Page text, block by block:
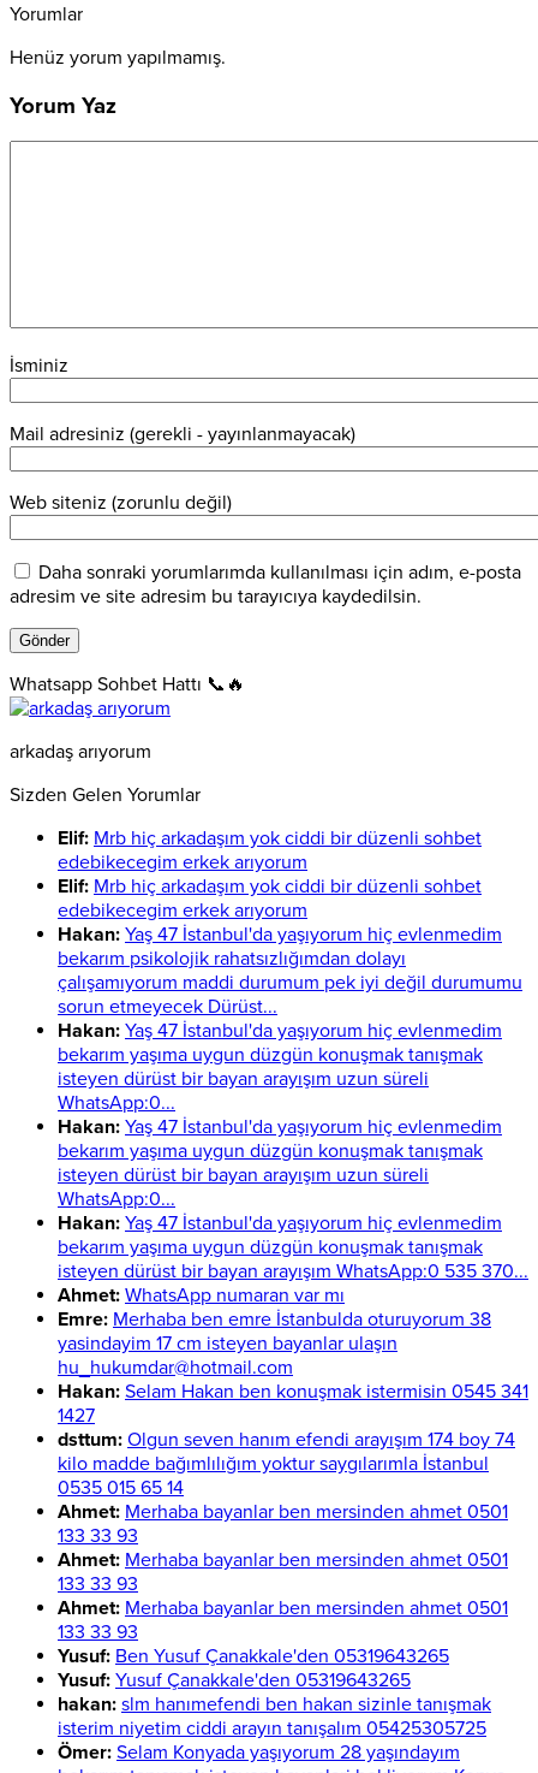
Yorumlar
Henüz yorum yapılmamış.
Yorum Yaz
İsminiz
Mail adresiniz (gerekli - yayınlanmayacak)
Web siteniz (zorunlu değil)
Daha sonraki yorumlarımda kullanılması için adım, e-posta
adresim ve site adresim bu tarayıcıya kaydedilsin.
Whatsapp Sohbet Hattı 📞🔥
arkadaş arıyorum
Sizden Gelen Yorumlar
Elif: Mrb hiç arkadaşım yok ciddi bir düzenli sohbet
edebikecegim erkek arıyorum
Elif: Mrb hiç arkadaşım yok ciddi bir düzenli sohbet
edebikecegim erkek arıyorum
Hakan: Yaş 47 İstanbul'da yaşıyorum hiç evlenmedim
bekarım psikolojik rahatsızlığımdan dolayı
çalışamıyorum maddi durumum pek iyi değil durumumu
sorun etmeyecek Dürüst...
Hakan: Yaş 47 İstanbul'da yaşıyorum hiç evlenmedim
bekarım yaşıma uygun düzgün konuşmak tanışmak
isteyen dürüst bir bayan arayışım uzun süreli
WhatsApp:0...
Hakan: Yaş 47 İstanbul'da yaşıyorum hiç evlenmedim
bekarım yaşıma uygun düzgün konuşmak tanışmak
isteyen dürüst bir bayan arayışım uzun süreli
WhatsApp:0...
Hakan: Yaş 47 İstanbul'da yaşıyorum hiç evlenmedim
bekarım yaşıma uygun düzgün konuşmak tanışmak
isteyen dürüst bir bayan arayışım WhatsApp:0 535 370...
Ahmet: WhatsApp numaran var mı
Emre: Merhaba ben emre İstanbulda oturuyorum 38
yasindayim 17 cm isteyen bayanlar ulaşın
hu_hukumdar@hotmail.com
Hakan: Selam Hakan ben konuşmak istermisin 0545 341
1427
dsttum: Olgun seven hanım efendi arayışım 174 boy 74
kilo madde bağımlılığım yoktur saygılarımla İstanbul
0535 015 65 14
Ahmet: Merhaba bayanlar ben mersinden ahmet 0501
133 33 93
Ahmet: Merhaba bayanlar ben mersinden ahmet 0501
133 33 93
Ahmet: Merhaba bayanlar ben mersinden ahmet 0501
133 33 93
Yusuf: Ben Yusuf Çanakkale'den 05319643265
Yusuf: Yusuf Çanakkale'den 05319643265
hakan: slm hanımefendi ben hakan sizinle tanışmak
isterim niyetim ciddi arayın tanışalım 05425305725
Ömer: Selam Konyada yaşıyorum 28 yaşındayım